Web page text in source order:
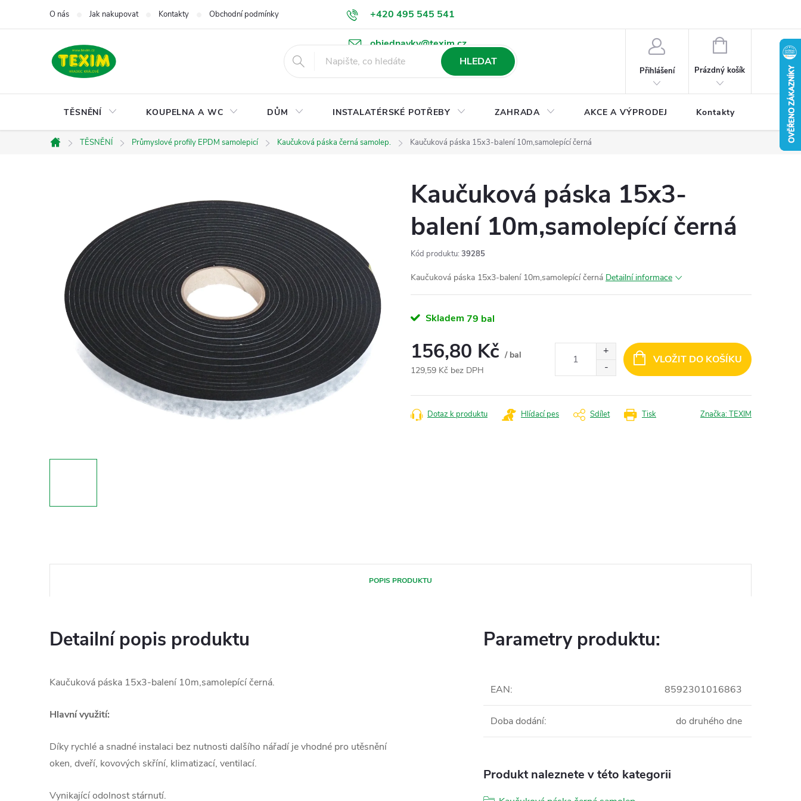
+420 495 545 541
objednavky@texim.cz
O nás Jak nakupovat Kontakty Obchodní podmínky Podmínky ochrany osobních údajů Ke stažení
HLEDAT
Přihlášení
NÁKUPNÍ
Prázdný košík
TĚSNĚNÍ KOUPELNA A WC DŮM INSTALATÉRSKÉ POTŘEBY ZAHRADA AKCE A VÝPRODEJ Kontakty
Domů
TĚSNĚNÍ Průmyslové profily EPDM samolepicí Kaučuková páska černá samolep. Kaučuková páska 15x3-balení 10m,samolepící černá
Kaučuková páska 15x3-
balení 10m,samolepící černá
Kód produktu: 39285
Kaučuková páska 15x3-balení 10m,samolepící černá Detailní informace
Skladem 79 bal
156,80 Kč / bal
129,59 Kč bez DPH
cena:
VLOŽIT DO KOŠÍKU
Tisk
Dotaz k produktu Hlídací pes Sdílet Značka:TEXIM
POPIS PRODUKTU
Detailní popis produktu
Kaučuková páska 15x3-balení 10m,samolepící černá.
Hlavní využití:
Díky rychlé a snadné instalaci bez nutnosti dalšího nářadí je vhodné pro utěsnění
oken, dveří, kovových skříní, klimatizací, ventilací.
Vynikající odolnost stárnutí.
Parametry produktu:
EAN: 8592301016863
Doba dodání: do druhého dne
Produkt naleznete v této kategorii